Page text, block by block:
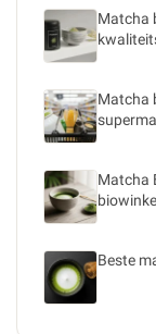
Matcha
Matcha
Matcha
Beste